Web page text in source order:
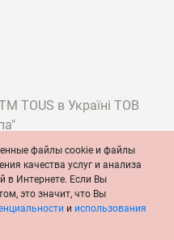
TOUS в Україні ТОВ
с 1920 года
конфиденциальности
файлы cookie и файлы
качества услуг и анализа
в Интернете. Если Вы
это значит, что Вы
и использования